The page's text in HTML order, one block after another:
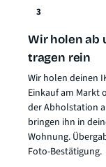
3
Wir holen ab
tragen rein
Wir holen deinen
Einkauf am Markt
der Abholstation
bringen ihn in
Wohnung.
Foto-Bestätigung.